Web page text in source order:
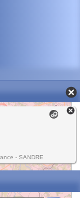
- SANDRE